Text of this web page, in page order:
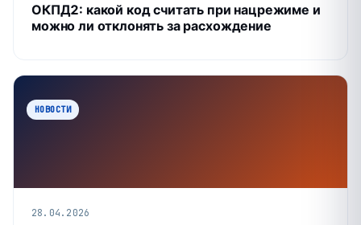
ОКПД2: какой код считать при нацрежиме и
можно ли отклонять за расхождение
НОВОСТИ
28.04.2026